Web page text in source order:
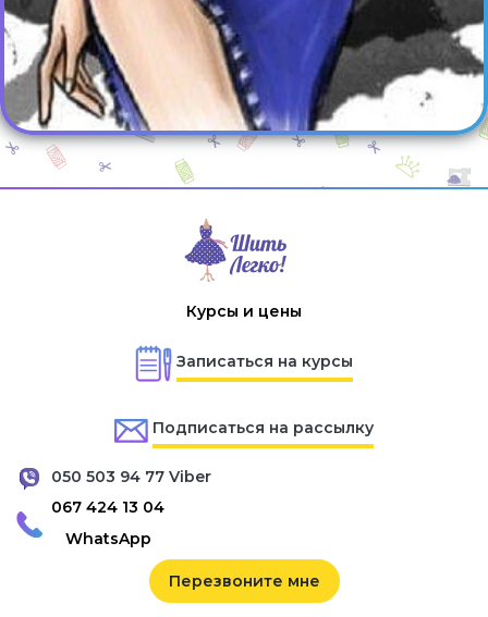
Курсы и цены
Записаться на курсы
Подписаться на рассылку
050 503 94 77 Viber
067 424 13 04
WhatsApp
Перезвоните мне